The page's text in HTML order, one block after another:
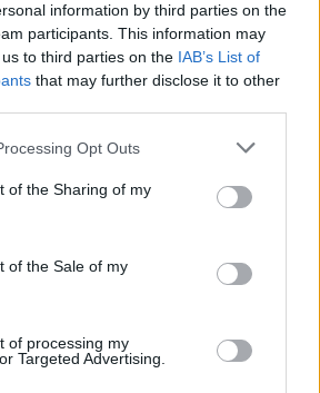
information by third parties on the
participants. This information may
to third parties on the IAB’s List of
that may further disclose it to other
website/app uses one or more Google
or usage behaviour. You may click to
to Google and its third-party tags to
specified purposes in below Google
Opt Outs
of the Sharing of my
of the Sale of my
of processing my
Targeted Advertising.
#MÉSZÁRLÁS
CIVILEK ZAMFARA